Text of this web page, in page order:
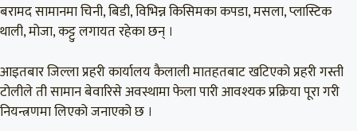
बरामद सामानमा चिनी, बिडी, विभिन्न किसिमका कपडा, मसला, प्लास्टिक
थाली, मोजा, कट्टु लगायत रहेका छन् ।
आइतबार जिल्ला प्रहरी कार्यालय कैलाली मातहतबाट खटिएको प्रहरी गस्ती
टोलीले ती सामान बेवारिसे अवस्थामा फेला पारी आवश्यक प्रक्रिया पूरा गरी
नियन्त्रणमा लिएको जनाएको छ ।